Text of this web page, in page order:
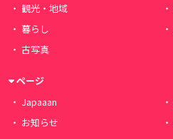
観光・地域
暮らし
古写真
ページ
Japaaan
お知らせ